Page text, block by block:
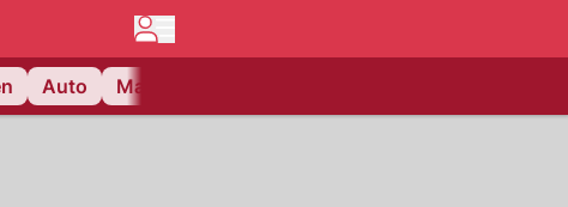
Auto Matchcenter